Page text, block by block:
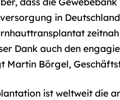
in
Dank auch den
Martin Börgel,
ist weltweit die